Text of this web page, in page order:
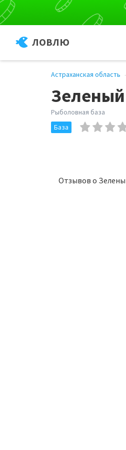
ЛОВЛЮ
Астраханская область
Рыболовная база
База
Отзывов о